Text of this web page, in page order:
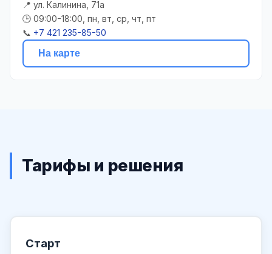
📍 ул. Калинина, 71а
🕒 09:00-18:00, пн, вт, ср, чт, пт
📞 +7 421 235-85-50
На карте
Тарифы и решения
Старт